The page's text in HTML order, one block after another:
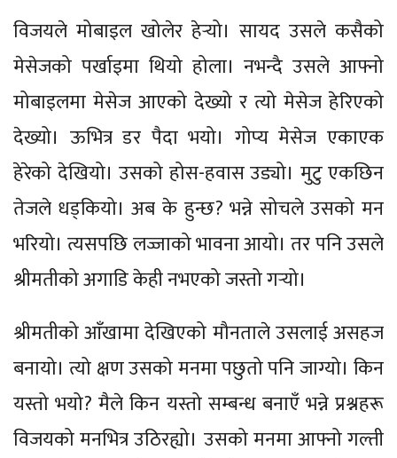
विजयले मोबाइल खोलेर हेर्‍यो। सायद उसले कसैको
मेसेजको पर्खाइमा थियो होला। नभन्दै उसले आफ्नो
मोबाइलमा मेसेज आएको देख्यो र त्यो मेसेज हेरिएको
देख्यो। ऊभित्र डर पैदा भयो। गोप्य मेसेज एकाएक
हेरेको देखियो। उसको होस-हवास उड्यो। मुटु एकछिन
तेजले धड्कियो। अब के हुन्छ? भन्ने सोचले उसको मन
भरियो। त्यसपछि लज्जाको भावना आयो। तर पनि उसले
श्रीमतीको अगाडि केही नभएको जस्तो गर्‍यो।
श्रीमतीको आँखामा देखिएको मौनताले उसलाई असहज
बनायो। त्यो क्षण उसको मनमा पछुतो पनि जाग्यो। किन
यस्तो भयो? मैले किन यस्तो सम्बन्ध बनाएँ भन्ने प्रश्नहरू
विजयको मनभित्र उठिरह्यो। उसको मनमा आफ्नो गल्ती